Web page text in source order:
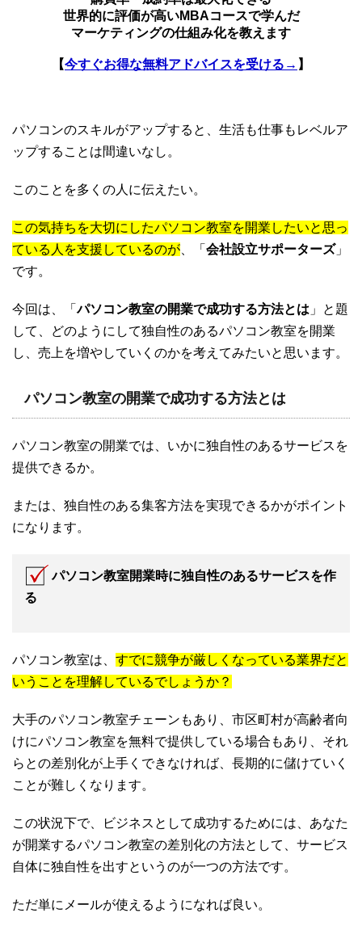
世界的に評価が高いMBAコースで学んだ
マーケティングの仕組み化を教えます
【今すぐお得な無料アドバイスを受ける→ 】
パソコンのスキルがアップすると、生活も仕事もレベルア
ップすることは間違いなし。
このことを多くの人に伝えたい。
この気持ちを大切にしたパソコン教室を開業したいと思っ
ている人を支援しているのが 、「 会社設立サポーターズ」
です。
今回は、「パソコン教室の開業で成功する方法とは 」と題
して、どのようにして独自性のあるパソコン教室を開業
し、売上を増やしていくのかを考えてみたいと思います。
パソコン教室の開業で成功する方法とは
パソコン教室の開業では、いかに独自性のあるサービスを
提供できるか。
または、独自性のある集客方法を実現できるかがポイント
になります。
パソコン教室開業時に独自性のあるサービスを作
る
パソコン教室は、 すでに競争が厳しくなっている業界だと
いうことを理解しているでしょうか？
大手のパソコン教室チェーンもあり、市区町村が高齢者向
けにパソコン教室を無料で提供している場合もあり、それ
らとの差別化が上手くできなければ、長期的に儲けていく
ことが難しくなります。
この状況下で、ビジネスとして成功するためには、あなた
が開業するパソコン教室の差別化の方法として、サービス
自体に独自性を出すというのが一つの方法です。
ただ単にメールが使えるようになれば良い。